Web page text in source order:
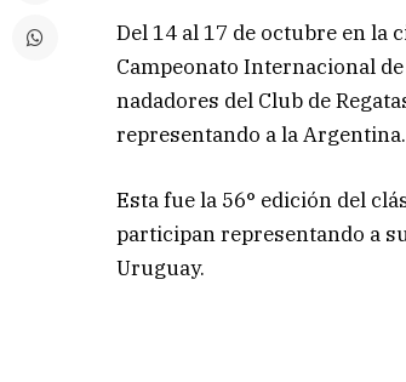
Del 14 al 17 de octubre en la
Campeonato Internacional
nadadores del Club de
representando a la Argentina.
Esta fue la 56° edición del
participan representando a
Uruguay.